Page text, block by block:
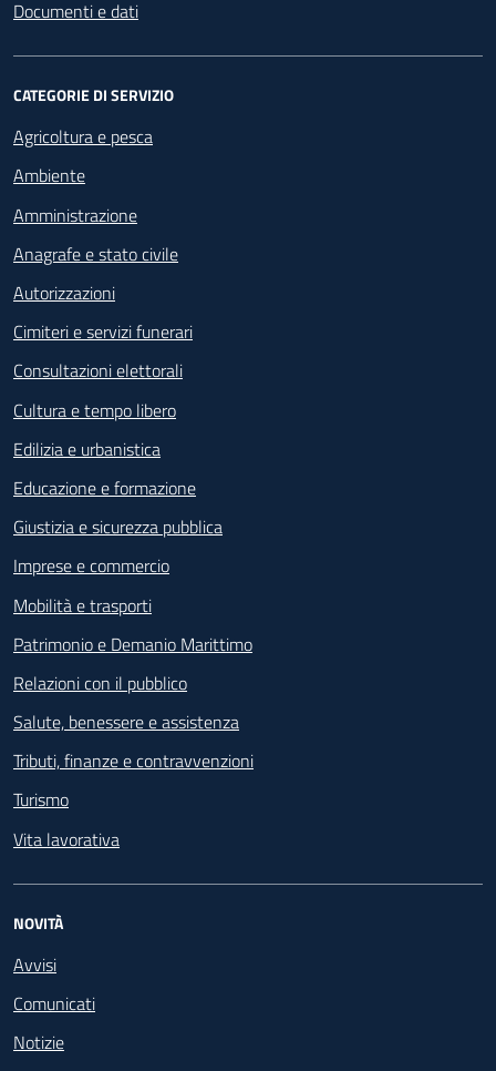
cittadinanza 2024
Suggerimenti e Reclami
Documenti e dati
CATEGORIE DI SERVIZIO
Agricoltura e pesca
Ambiente
Amministrazione
Anagrafe e stato civile
Autorizzazioni
Cimiteri e servizi funerari
Consultazioni elettorali
Cultura e tempo libero
Edilizia e urbanistica
Educazione e formazione
Giustizia e sicurezza pubblica
Imprese e commercio
Mobilità e trasporti
Patrimonio e Demanio Marittimo
Relazioni con il pubblico
Salute, benessere e assistenza
Tributi, finanze e contravvenzioni
Turismo
Vita lavorativa
NOVITÀ
Avvisi
Comunicati
Notizie